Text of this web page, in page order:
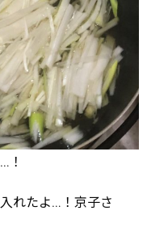
！
れたよ…！京子さ